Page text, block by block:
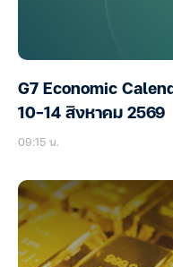
G7 Economic
10-14 สิงหาคม 2569
09:15 น.